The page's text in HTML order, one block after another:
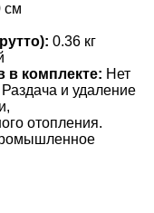
см
0.36 кг
в комплекте: Нет
Раздача и удаление
отопления.